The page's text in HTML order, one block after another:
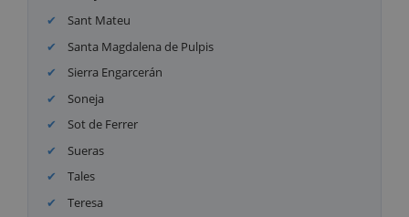
Sant Mateu
Santa Magdalena de Pulpis
Sierra Engarcerán
Soneja
Sot de Ferrer
Sueras
Tales
Teresa